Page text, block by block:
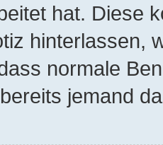
hat. Diese
hinterlassen,
normale
jemand